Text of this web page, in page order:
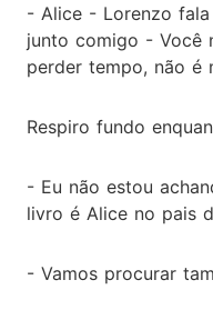
- Alice - Lorenzo
junto comigo - Você
perder tempo, não é
Respiro fundo
- Eu não estou
livro é Alice no pais
- Vamos procurar